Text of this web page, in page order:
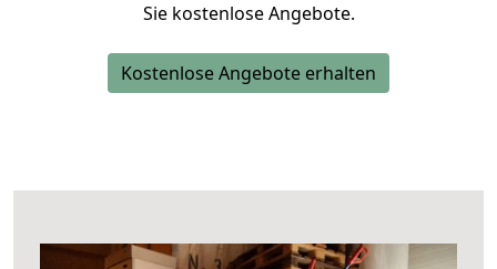
Sie kostenlose Angebote.
Kostenlose Angebote erhalten